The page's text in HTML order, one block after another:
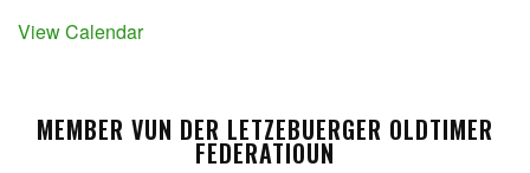
View Calendar
MEMBER VUN DER LETZEBUERGER OLDTIMER
FEDERATIOUN